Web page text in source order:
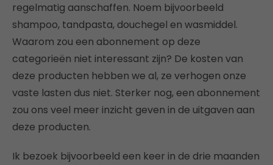
regelmatig aanschaffen. Noem bijvoorbeeld
shampoo, tandpasta, douchegel en wasmiddel.
Waarom zou een abonnement op deze
categorieën niet interessant zijn? De kosten van
deze producten hebben we al, ze verhogen onze
vaste lasten dus niet. Sterker nog, een abonnement
zou ons veel meer inzicht geven in de uitgaven aan
deze producten.
Ik bezoek bijvoorbeeld een keer in de drie maanden